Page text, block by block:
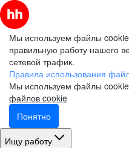
Мы используем файлы
правильную работу нашего
сетевой трафик.
Правила использования
Мы используем файлы
файлов cookie
Понятно
Ищу работу